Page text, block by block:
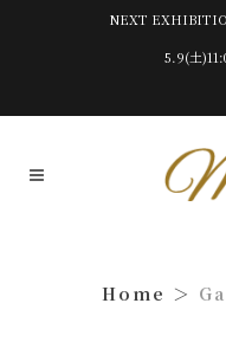
NEXT
5.9(土